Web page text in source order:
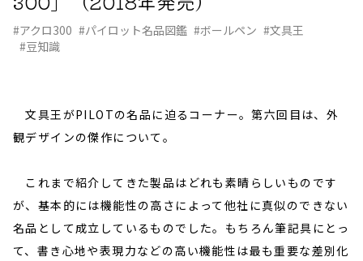
#アクロ300 #パイロット名品図鑑 #ボールペン #文具王
#豆知識
文具王がPILOTの名品に迫るコーナー。第六回目は、外
観デザインの傑作について。
これまで紹介してきた製品はどれも素晴らしいものです
が、基本的には機能性の高さによって他社に真似のできない
名品として成立しているものでした。もちろん筆記具にとっ
て、書き心地や表現力などの高い機能性は最も重要な差別化